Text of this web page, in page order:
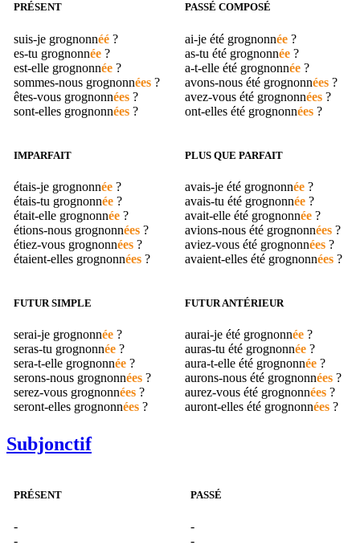
PRÉSENT
suis-je grognonnéé ?
es-tu grognonnée ?
est-elle grognonnée ?
sommes-nous grognonnées ?
êtes-vous grognonnées ?
sont-elles grognonnées ?
PASSÉ COMPOSÉ
ai-je été grognonnée ?
as-tu été grognonnée ?
a-t-elle été grognonnée ?
avons-nous été grognonnées ?
avez-vous été grognonnées ?
ont-elles été grognonnées ?
IMPARFAIT
étais-je grognonnée ?
étais-tu grognonnée ?
était-elle grognonnée ?
étions-nous grognonnées ?
étiez-vous grognonnées ?
étaient-elles grognonnées ?
PLUS QUE PARFAIT
avais-je été grognonnée ?
avais-tu été grognonnée ?
avait-elle été grognonnée ?
avions-nous été grognonnées ?
aviez-vous été grognonnées ?
avaient-elles été grognonnées ?
FUTUR SIMPLE
serai-je grognonnée ?
seras-tu grognonnée ?
sera-t-elle grognonnée ?
serons-nous grognonnées ?
serez-vous grognonnées ?
seront-elles grognonnées ?
FUTUR ANTÉRIEUR
aurai-je été grognonnée ?
auras-tu été grognonnée ?
aura-t-elle été grognonnée ?
aurons-nous été grognonnées ?
aurez-vous été grognonnées ?
auront-elles été grognonnées ?
Subjonctif
PRÉSENT
-
-
PASSÉ
-
-